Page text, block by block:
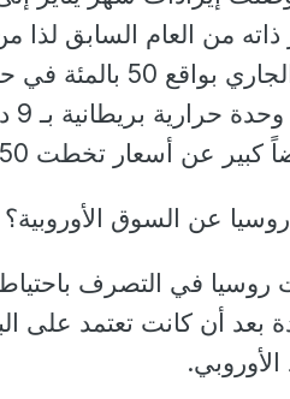
ذاته من العام السابق
العام الجاري
عن أسعار تخطت 50 دولاراً في العام الماضي".
عن السوق الأوروبية؟
روسيا في التصرف
بعد أن كانت تعتمد على
الأوروبي.